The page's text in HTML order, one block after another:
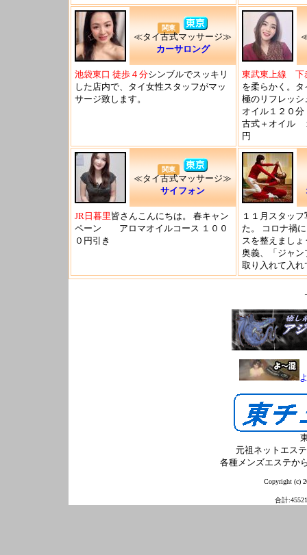
関東
≪タイ古式マッサージ≫
カーサロング
池袋東口 徒歩４分シンブルでスッキリ
した店内で、タイ女性スタッフがマッ
サージ致します。
東武東上線 下
を柔らかく。
極のリフレッ
オイル１２０
古式＋オイル
円
関東
≪タイ古式マッサージ≫
サイフォン
JR日暮里皆さんこんにちは。 春キャン
ペーン アロマオイルコース １００
０円引き
１１月スタッ
た。 コロナ禍
スを整えまし
奥義、「ジャ
取り入れて入れ
元祖ネットエス
各種メンズエステか
Copyright (c)
合計